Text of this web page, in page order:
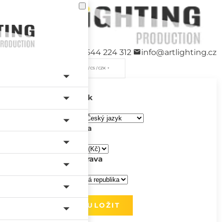
+420 544 224 312 info@artlighting.cz
/ CS / CZK
Jazyk
Měna
Doprava